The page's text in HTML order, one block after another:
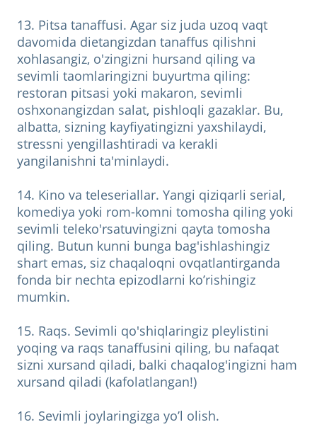
13. Pitsa tanaffusi. Agar siz juda uzoq vaqt
davomida dietangizdan tanaffus qilishni
xohlasangiz, o'zingizni hursand qiling va
sevimli taomlaringizni buyurtma qiling:
restoran pitsasi yoki makaron, sevimli
oshxonangizdan salat, pishloqli gazaklar. Bu,
albatta, sizning kayfiyatingizni yaxshilaydi,
stressni yengillashtiradi va kerakli
yangilanishni ta'minlaydi.
14. Kino va teleseriallar. Yangi qiziqarli serial,
komediya yoki rom-komni tomosha qiling yoki
sevimli teleko'rsatuvingizni qayta tomosha
qiling. Butun kunni bunga bag'ishlashingiz
shart emas, siz chaqaloqni ovqatlantirganda
fonda bir nechta epizodlarni ko’rishingiz
mumkin.
15. Raqs. Sevimli qo'shiqlaringiz pleylistini
yoqing va raqs tanaffusini qiling, bu nafaqat
sizni xursand qiladi, balki chaqalog'ingizni ham
xursand qiladi (kafolatlangan!)
16. Sevimli joylaringizga yo’l olish.